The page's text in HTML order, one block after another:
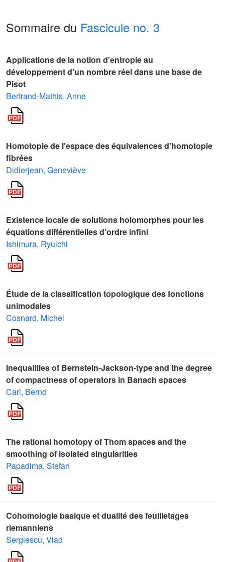
Sommaire du Fascicule no. 3
Applications de la notion d'entropie au
développement d'un nombre réel dans une base de
Pisot
Bertrand-Mathis, Anne
Homotopie de l'espace des équivalences d'homotopie
fibrées
Didierjean, Geneviève
Existence locale de solutions holomorphes pour les
équations différentielles d'ordre infini
Ishimura, Ryuichi
Étude de la classification topologique des fonctions
unimodales
Cosnard, Michel
Inequalities of Bernstein-Jackson-type and the degree
of compactness of operators in Banach spaces
Carl, Bernd
The rational homotopy of Thom spaces and the
smoothing of isolated singularities
Papadima, Stefan
Cohomologie basique et dualité des feuilletages
riemanniens
Sergiescu, Vlad